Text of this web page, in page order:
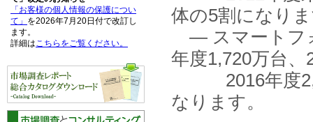
体の5割になり
― スマートフ
年度1,720万台、
2016年度
なります。
「お客様の個人情報の保護につい
て」 を2026年7月20日付で改訂し
ます。
詳細はこちらをご覧ください。
2026年06月15日
6月15日、「中国の医療保険医薬
品リスト 」を発刊しました。